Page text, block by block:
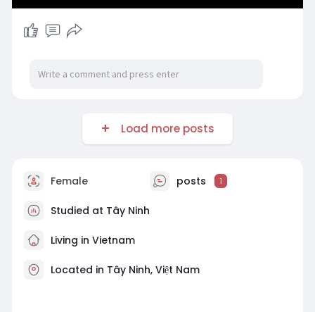
Load more posts
Female posts 1
Studied at Tây Ninh
Living in Vietnam
Located in Tây Ninh, Việt Nam